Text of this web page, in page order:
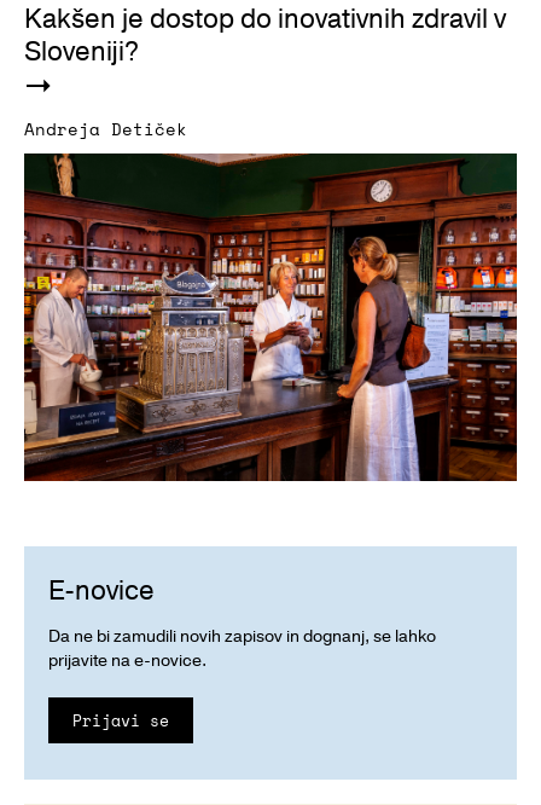
Kakšen je dostop do inovativnih zdravil v
Sloveniji?
Andreja Detiček
E-novice
Da ne bi zamudili novih zapisov in dognanj, se lahko
prijavite na e-novice.
Prijavi se